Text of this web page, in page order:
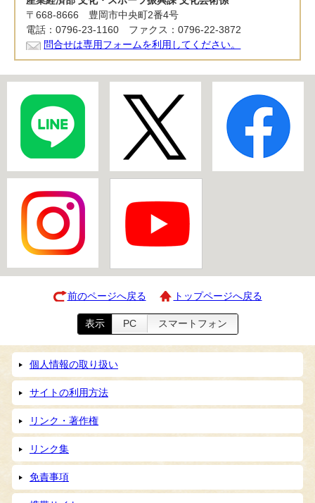
〒668-8666 豊岡市中央町2番4号
電話：0796-23-1160 ファクス：0796-22-3872
問合せは専用フォームを利用してください。
前のページへ戻る トップページへ戻る
表示 PC スマートフォン
個人情報の取り扱い
サイトの利用方法
リンク・著作権
リンク集
免責事項